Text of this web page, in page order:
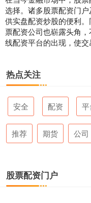
选择。诸多股票配资门
供实盘配资炒股的便利
票配资公司也崭露头角
线配资平台的出现，使交
热点关注
安全 配资
推荐 期货 公司
股票配资门户